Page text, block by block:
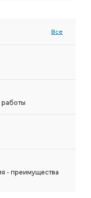
Все
- преимущества